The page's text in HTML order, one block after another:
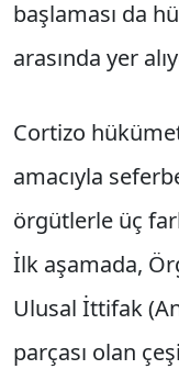
başlaması da
arasında yer
Cortizo
amacıyla
örgütlerle üç
İlk aşamada,
Ulusal İttifak
parçası olan